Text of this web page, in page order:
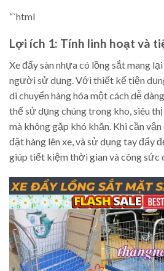
“`html
Lợi ích 1: Tính linh hoạt và
Xe đẩy sàn nhựa có lồng sắt mang
người sử dụng. Với thiết kế tiện
di chuyển hàng hóa một cách dễ
thể sử dụng chúng trong kho, siêu
mà không gặp khó khăn. Khi cần vận
đặt hàng lên xe, và sử dụng tay đẩy
giúp tiết kiệm thời gian và công sức